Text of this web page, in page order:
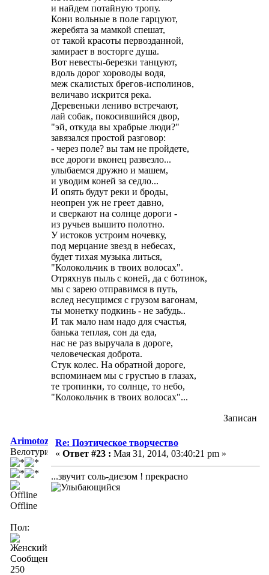
и найдем потайную тропу.
Кони вольные в поле гарцуют,
жеребята за мамкой спешат,
от такой красоты первозданной,
замирает в восторге душа.
Вот невесты-березки танцуют,
вдоль дорог хороводы водя,
меж скалистых брегов-исполинов,
величаво искрится река.
Деревеньки лениво встречают,
лай собак, покосившийся двор,
"эй, откуда вы храбрые люди?"
завязался простой разговор:
- через поле? вы там не пройдете,
все дороги вконец развезло...
улыбаемся дружно и машем,
и уводим коней за седло...
И опять будут реки и броды,
неопрен уж не греет давно,
и сверкают на солнце дороги -
из ручьев вышито полотно.
У истоков устроим ночевку,
под мерцание звезд в небесах,
будет тихая музыка литься,
"Колокольчик в твоих волосах".
Отряхнув пыль с коней, да с ботинок,
мы с зарею отправимся в путь,
вслед несущимся с грузом вагонам,
ты монетку подкинь - не забудь..
И так мало нам надо для счастья,
банька теплая, сон да еда,
нас не раз выручала в дороге,
человеческая доброта.
Стук колес. На обратной дороге,
вспоминаем мы с грустью в глазах,
те тропинки, то солнце, то небо,
"Колокольчик в твоих волосах"...
Записан
Arimotoz
Велотурист
Offline
Пол:
Сообщений:
250
Re: Поэтическое творчество
« Ответ #23 : Мая 31, 2014, 03:40:21 pm »
...звучит соль-диезом ! прекрасно